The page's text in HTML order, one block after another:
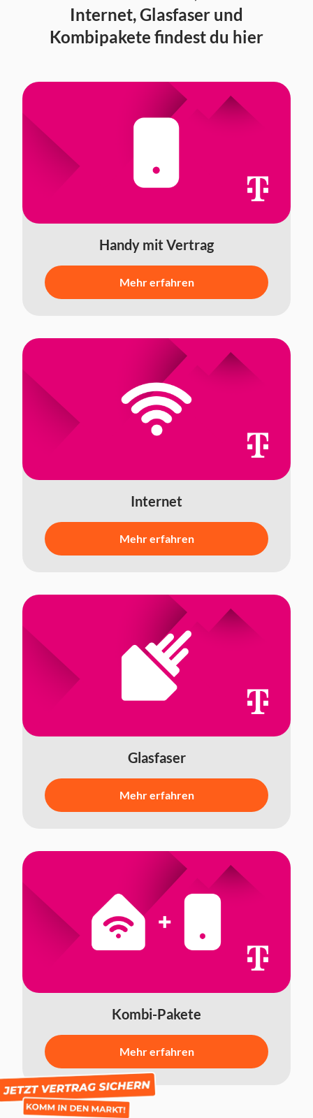
Internet, Glasfaser und
Kombipakete findest du hier
Handy mit Vertrag
Mehr erfahren
Internet
Mehr erfahren
Glasfaser
Mehr erfahren
Kombi-Pakete
Mehr erfahren